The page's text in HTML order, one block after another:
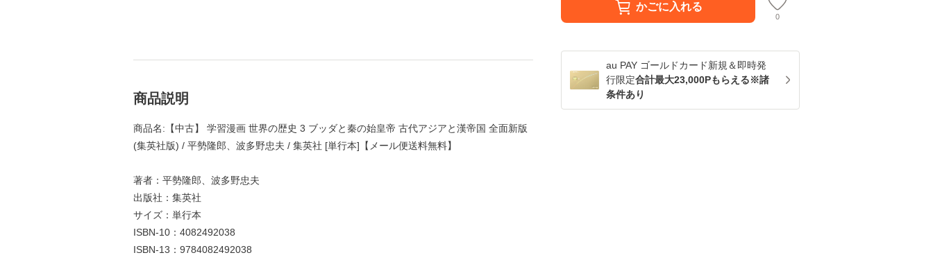
かごに入れる
0
au PAY ゴールドカード新規＆即時発
行限定合計最大23,000Pもらえる※諸
条件あり
商品説明
商品名:【中古】 学習漫画 世界の歴史 3 ブッダと秦の始皇帝 古代アジアと漢帝国 全面新版
(集英社版) / 平勢隆郎、波多野忠夫 / 集英社 [単行本]【メール便送料無料】
著者：平勢隆郎、波多野忠夫
出版社：集英社
サイズ：単行本
ISBN-10：4082492038
ISBN-13：9784082492038